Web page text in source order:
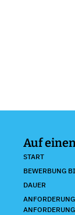
Auf
START
BEWERBUNG
DAUER
ANFORDERUNG
ANFORDERUNG